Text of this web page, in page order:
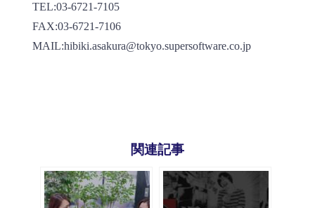
TEL:03-6721-7105
FAX:03-6721-7106
MAIL:hibiki.asakura@tokyo.supersoftware.co.jp
関連記事